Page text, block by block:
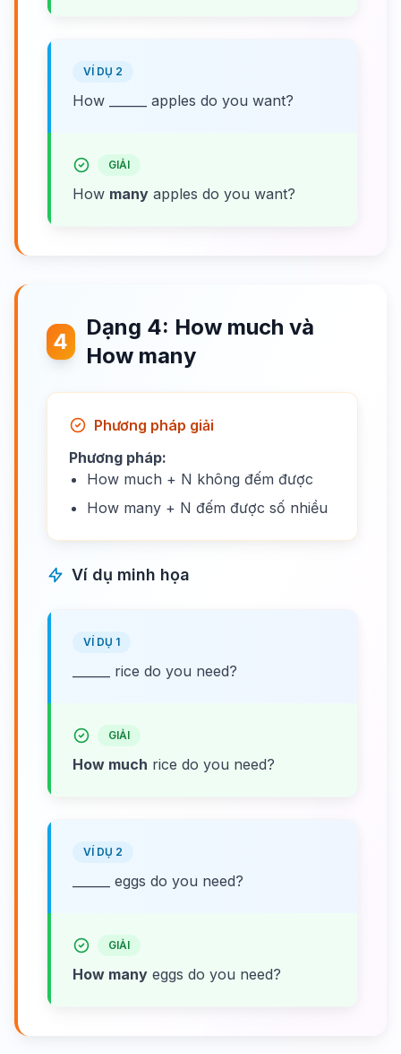
VÍ DỤ 2
How ______ apples do you want?
GIẢI
How many apples do you want?
4
Dạng 4: How much và
How many
Phương pháp giải
Phương pháp:
How much + N không đếm được
How many + N đếm được số nhiều
Ví dụ minh họa
VÍ DỤ 1
______ rice do you need?
GIẢI
How much rice do you need?
VÍ DỤ 2
______ eggs do you need?
GIẢI
How many eggs do you need?